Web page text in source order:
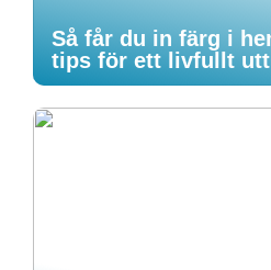
Så får du in färg i
tips för ett livfullt